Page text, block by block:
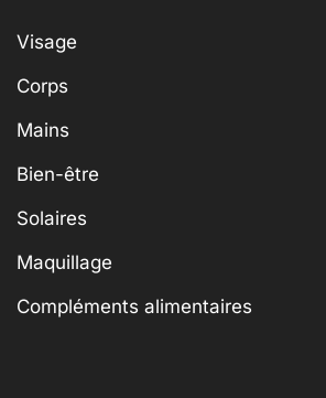
Visage
Corps
Mains
Bien-être
Solaires
Maquillage
Compléments alimentaires